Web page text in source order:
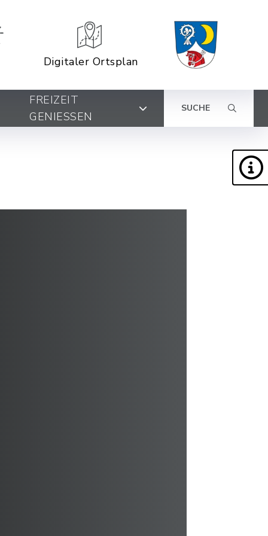
Digitaler Ortsplan
FREIZEIT
GENIESSEN
SUCHE